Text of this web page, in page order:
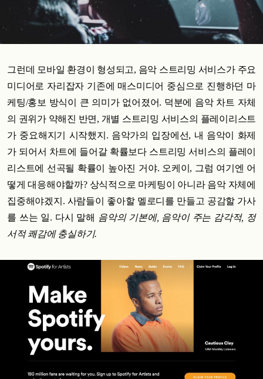
그런데 모바일 환경이 형성되고, 음악 스트리밍 서비스가 주요
미디어로 자리잡자 기존에 매스미디어 중심으로 진행하던 마
케팅/홍보 방식이 큰 의미가 없어졌어. 덕분에 음악 차트 자체
의 권위가 약해진 반면, 개별 스트리밍 서비스의 플레이리스트
가 중요해지기 시작했지. 음악가의 입장에선, 내 음악이 화제
가 되어서 차트에 들어갈 확률보다 스트리밍 서비스의 플레이
리스트에 선곡될 확률이 높아진 거야. 오케이, 그럼 여기엔 어
떻게 대응해야할까? 상식적으로 마케팅이 아니라 음악 자체에
집중해야겠지. 사람들이 좋아할 멜로디를 만들고 공감할 가사
를 쓰는 일. 다시 말해 음악의 기본에, 음악이 주는 감각적, 정
서적 쾌감에 충실하기.